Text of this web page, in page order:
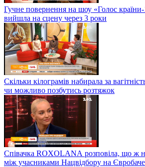
Гучне повернення на шоу «Голос
вийшла на сцену через 3 роки
Скільки кілограмів набирала за
чи можливо позбутись розтяжок
Співачка ROXOLANА розповіла, що ж
між учасниками Нацвідбору на